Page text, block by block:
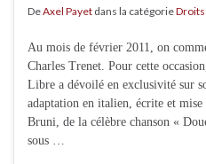
DeAxel Payet dans la catégorie
Au mois de février 2011, on
Charles Trenet. Pour cette
Libre a dévoilé en exclusivité sur
adaptation en italien, écrite et
Bruni, de la célèbre chanson «
sous …